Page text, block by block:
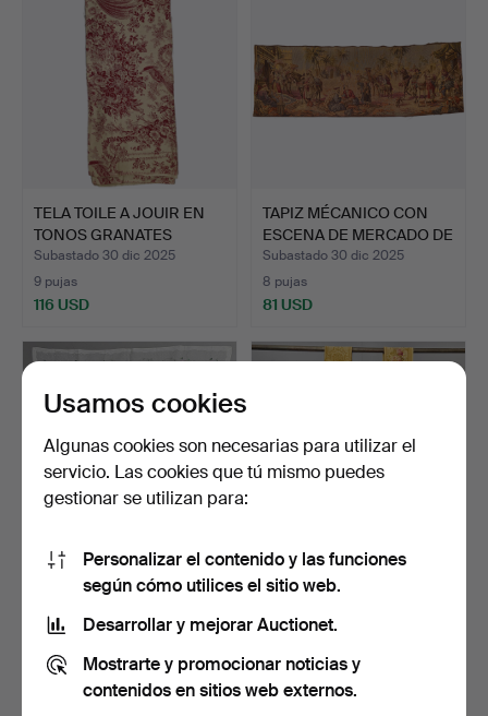
TELA TOILE A JOUIR EN
TONOS GRANATES
SOBRE…
Subastado 30 dic 2025
9 pujas
116 USD
TAPIZ MÉCANICO CON
ESCENA DE MERCADO DE
LA…
Subastado 30 dic 2025
8 pujas
81 USD
MANTELERÍA EN
ORGANZA DE SEDA CON
FLORES B…
Subastado 16 dic 2025
35 USD
PAR DE FRISOS
NAPOLEON II…
Subastado 14 dic 2025
116 USD
Usamos cookies
Algunas cookies son necesarias para utilizar el
servicio. Las cookies que tú mismo puedes
gestionar se utilizan para:
Personalizar el contenido y las funciones
según cómo utilices el sitio web.
Desarrollar y mejorar Auctionet.
Mostrarte y promocionar noticias y
contenidos en sitios web externos.